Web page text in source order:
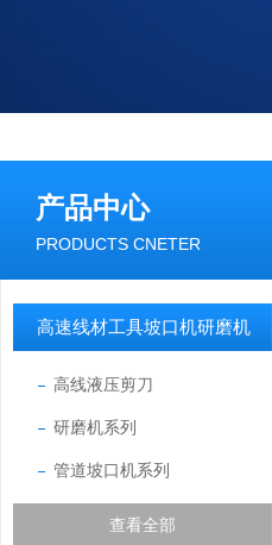
产品中心
PRODUCTS CNETER
高速线材工具坡口机研磨机
高线液压剪刀
研磨机系列
管道坡口机系列
查看全部